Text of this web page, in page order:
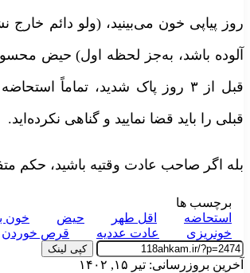
پیاپی خون می‌بینید، (ولو دائم خارج
باشد، به‌جز لحظه اول) حیض
قبل از ۳ روز پاک شدید، تماماً
را باید قضا نمایید و گناهی نکرده‌اید.
اگر صاحب عادت وقتیه باشید، حکم
برچسب ها
استحاضه
اقل طهر حیض
خون
خونریزی
عادت عددیه قرص خوردن
کپی لینک
بروزرسانی: تیر ۱۵, ۱۴۰۲